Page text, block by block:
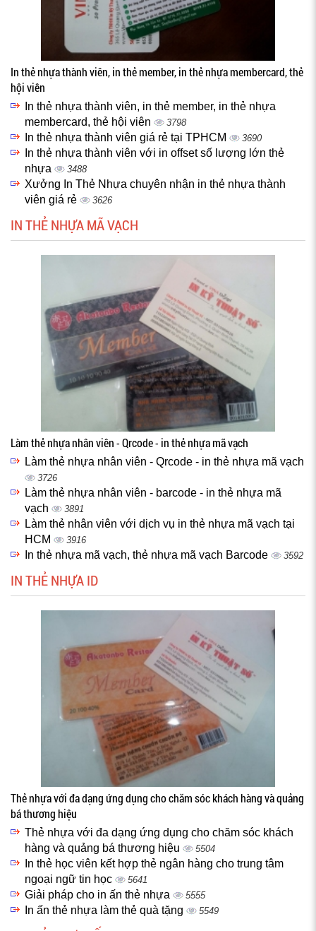
In thẻ nhựa thành viên, in thẻ member, in thẻ nhựa membercard, thẻ
hội viên
In thẻ nhựa thành viên, in thẻ member, in thẻ nhựa
membercard, thẻ hội viên
3798
In thẻ nhựa thành viên giá rẻ tại TPHCM 3690
In thẻ nhựa thành viên với in offset số lượng lớn thẻ
nhựa
3488
Xưởng In Thẻ Nhựa chuyên nhận in thẻ nhựa thành
viên giá rẻ
3626
IN THẺ NHỰA MÃ VẠCH
Làm thẻ nhựa nhân viên - Qrcode - in thẻ nhựa mã vạch
Làm thẻ nhựa nhân viên - Qrcode - in thẻ nhựa mã vạch
3726
Làm thẻ nhựa nhân viên - barcode - in thẻ nhựa mã
vạch
3891
Làm thẻ nhân viên với dịch vụ in thẻ nhựa mã vạch tại
HCM
3916
In thẻ nhựa mã vạch, thẻ nhựa mã vạch Barcode 3592
IN THẺ NHỰA ID
Thẻ nhựa với đa dạng ứng dụng cho chăm sóc khách hàng và quảng
bá thương hiệu
Thẻ nhựa với đa dạng ứng dụng cho chăm sóc khách
hàng và quảng bá thương hiệu
5504
In thẻ học viên kết hợp thẻ ngân hàng cho trung tâm
ngoại ngữ tin học
5641
Giải pháp cho in ấn thẻ nhựa 5555
In ấn thẻ nhựa làm thẻ quà tặng 5549